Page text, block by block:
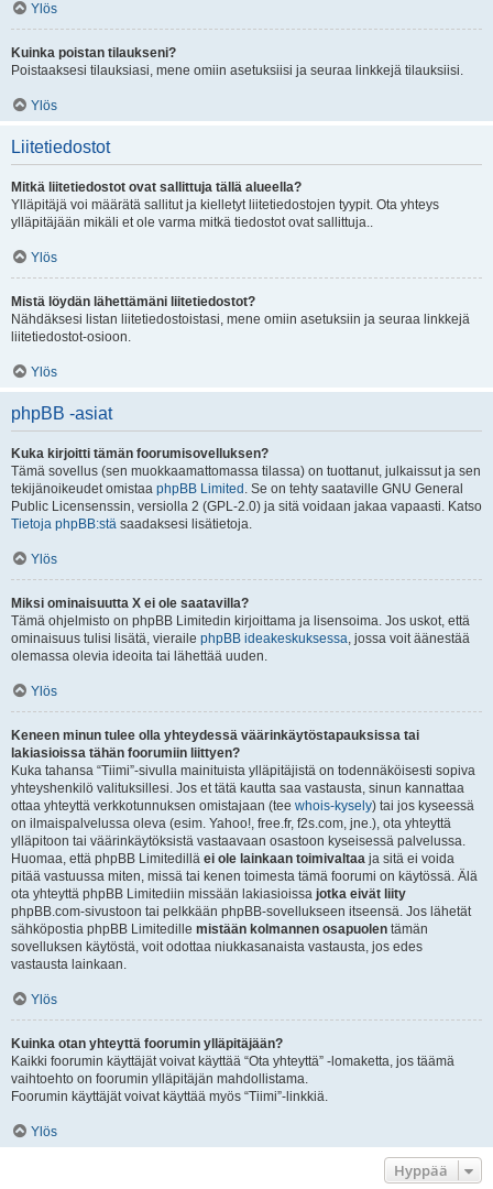
Ylös
Kuinka poistan tilaukseni?
Poistaaksesi tilauksiasi, mene omiin asetuksiisi ja seuraa linkkejä tilauksiisi.
Ylös
Liitetiedostot
Mitkä liitetiedostot ovat sallittuja tällä alueella?
Ylläpitäjä voi määrätä sallitut ja kielletyt liitetiedostojen tyypit. Ota yhteys
ylläpitäjään mikäli et ole varma mitkä tiedostot ovat sallittuja..
Ylös
Mistä löydän lähettämäni liitetiedostot?
Nähdäksesi listan liitetiedostoistasi, mene omiin asetuksiin ja seuraa linkkejä
liitetiedostot-osioon.
Ylös
phpBB -asiat
Kuka kirjoitti tämän foorumisovelluksen?
Tämä sovellus (sen muokkaamattomassa tilassa) on tuottanut, julkaissut ja sen
tekijänoikeudet omistaa phpBB Limited . Se on tehty saataville GNU General
Public Licensenssin, versiolla 2 (GPL-2.0) ja sitä voidaan jakaa vapaasti. Katso
Tietoja phpBB:stä saadaksesi lisätietoja.
Ylös
Miksi ominaisuutta X ei ole saatavilla?
Tämä ohjelmisto on phpBB Limitedin kirjoittama ja lisensoima. Jos uskot, että
ominaisuus tulisi lisätä, vieraile phpBB ideakeskuksessa, jossa voit äänestää
olemassa olevia ideoita tai lähettää uuden.
Ylös
Keneen minun tulee olla yhteydessä väärinkäytöstapauksissa tai
lakiasioissa tähän foorumiin liittyen?
Kuka tahansa “Tiimi”-sivulla mainituista ylläpitäjistä on todennäköisesti sopiva
yhteyshenkilö valituksillesi. Jos et tätä kautta saa vastausta, sinun kannattaa
ottaa yhteyttä verkkotunnuksen omistajaan (tee whois-kysely) tai jos kyseessä
on ilmaispalvelussa oleva (esim. Yahoo!, free.fr, f2s.com, jne.), ota yhteyttä
ylläpitoon tai väärinkäytöksistä vastaavaan osastoon kyseisessä palvelussa.
Huomaa, että phpBB Limitedillä ei ole lainkaan toimivaltaa ja sitä ei voida
pitää vastuussa miten, missä tai kenen toimesta tämä foorumi on käytössä. Älä
ota yhteyttä phpBB Limitediin missään lakiasioissa jotka eivät liity
phpBB.com-sivustoon tai pelkkään phpBB-sovellukseen itseensä. Jos lähetät
sähköpostia phpBB Limitedille mistään kolmannen osapuolen tämän
sovelluksen käytöstä, voit odottaa niukkasanaista vastausta, jos edes
vastausta lainkaan.
Ylös
Kuinka otan yhteyttä foorumin ylläpitäjään?
Kaikki foorumin käyttäjät voivat käyttää “Ota yhteyttä” -lomaketta, jos täämä
vaihtoehto on foorumin ylläpitäjän mahdollistama.
Foorumin käyttäjät voivat käyttää myös “Tiimi”-linkkiä.
Ylös
Hyppää